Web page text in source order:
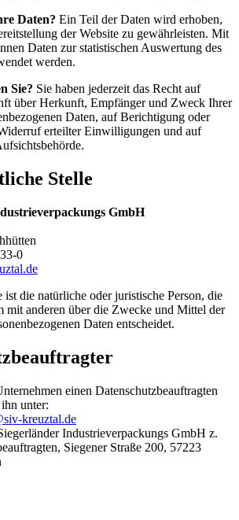
Daten? Ein Teil der Daten wird erhoben,
der Website zu gewährleisten. Mit
Daten zur statistischen Auswertung des
werden.
Sie? Sie haben jederzeit das Recht auf
über Herkunft, Empfänger und Zweck Ihrer
Daten, auf Berichtigung oder
erteilter Einwilligungen und auf
Stelle
GmbH
0
die natürliche oder juristische Person, die
mit anderen über die Zwecke und Mittel der
Daten entscheidet.
einen Datenschutzbeauftragten
unter:
kreuztal.de
Industrieverpackungs GmbH z.
Siegener Straße 200, 57223